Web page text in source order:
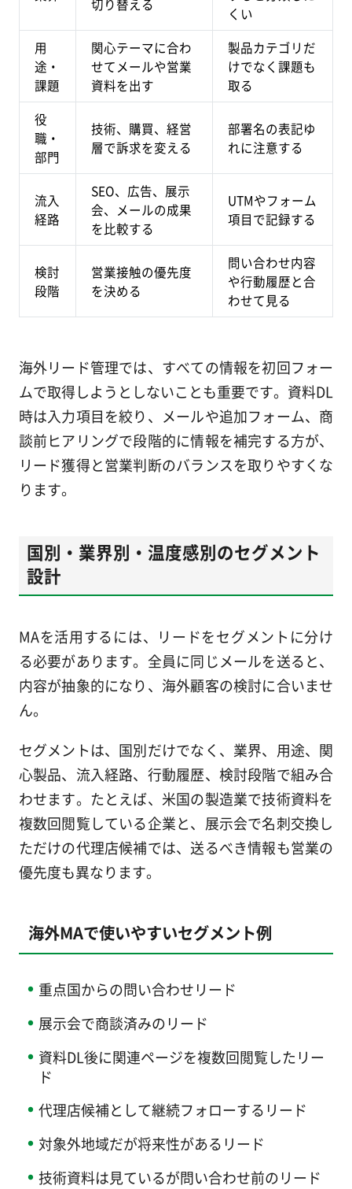
切り替える
くい
用
途・
課題
関心テーマに合わ
せてメールや営業
資料を出す
製品カテゴリだ
けでなく課題も
取る
役
職・
部門
技術、購買、経営
層で訴求を変える
部署名の表記ゆ
れに注意する
流入
経路
SEO、広告、展示
会、メールの成果
を比較する
UTMやフォーム
項目で記録する
検討
段階
営業接触の優先度
を決める
問い合わせ内容
や行動履歴と合
わせて見る
海外リード管理では、すべての情報を初回フォー
ムで取得しようとしないことも重要です。資料DL
時は入力項目を絞り、メールや追加フォーム、商
談前ヒアリングで段階的に情報を補完する方が、
リード獲得と営業判断のバランスを取りやすくな
ります。
国別・業界別・温度感別のセグメント
設計
MAを活用するには、リードをセグメントに分け
る必要があります。全員に同じメールを送ると、
内容が抽象的になり、海外顧客の検討に合いませ
ん。
セグメントは、国別だけでなく、業界、用途、関
心製品、流入経路、行動履歴、検討段階で組み合
わせます。たとえば、米国の製造業で技術資料を
複数回閲覧している企業と、展示会で名刺交換し
ただけの代理店候補では、送るべき情報も営業の
優先度も異なります。
海外MAで使いやすいセグメント例
重点国からの問い合わせリード
展示会で商談済みのリード
資料DL後に関連ページを複数回閲覧したリー
ド
代理店候補として継続フォローするリード
対象外地域だが将来性があるリード
技術資料は見ているが問い合わせ前のリード